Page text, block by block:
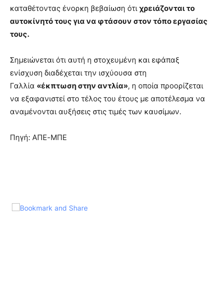
καταθέτοντας ένορκη βεβαίωση ότι χρειάζονται το
αυτοκίνητό τους για να φτάσουν στον τόπο εργασίας
τους.
Σημειώνεται ότι αυτή η στοχευμένη και εφάπαξ
ενίσχυση διαδέχεται την ισχύουσα στη
Γαλλία «έκπτωση στην αντλία», η οποία προορίζεται
να εξαφανιστεί στο τέλος του έτους με αποτέλεσμα να
αναμένονται αυξήσεις στις τιμές των καυσίμων.
Πηγή: ΑΠΕ-ΜΠΕ